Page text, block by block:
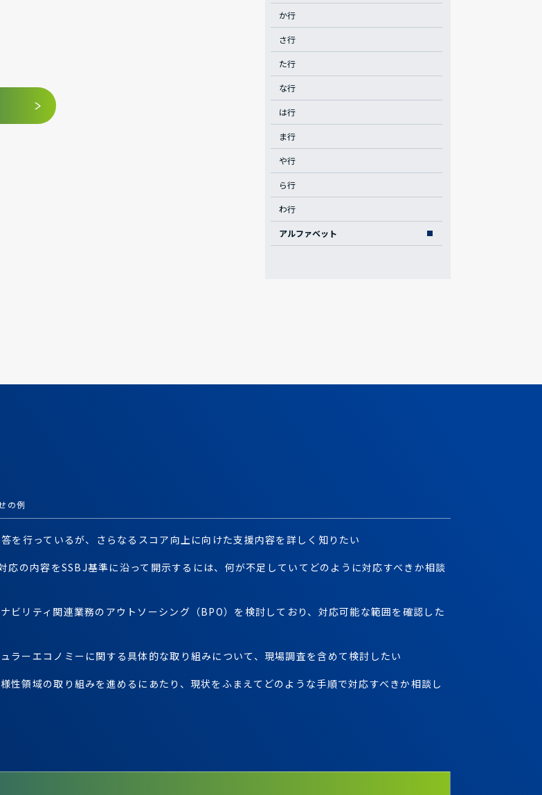
か行
さ行
た行
な行
は行
ま行
や行
ら行
わ行
アルファベット
の例
を行っているが、さらなるスコア向上に向けた支援内容を詳しく知りたい
応の内容をSSBJ基準に沿って開示するには、何が不足していてどのように対応すべきか相談
ビリティ関連業務のアウトソーシング（BPO）を検討しており、対応可能な範囲を確認した
ラーエコノミーに関する具体的な取り組みについて、現場調査を含めて検討したい
性領域の取り組みを進めるにあたり、現状をふまえてどのような手順で対応すべきか相談し